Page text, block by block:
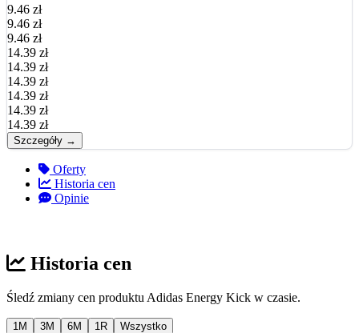
9.46 zł
9.46 zł
9.46 zł
14.39 zł
14.39 zł
14.39 zł
14.39 zł
14.39 zł
14.39 zł
Szczegóły →
Oferty
Historia cen
Opinie
Historia cen
Śledź zmiany cen produktu Adidas Energy Kick w czasie.
1M 3M 6M 1R Wszystko